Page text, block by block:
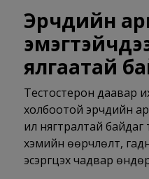
Эрчүүдийн
ялгаатай
Тестостерон даавар
холбоотой эрчүүдийн
илүү нягтралтай
хэмийн өөрчлөлт,
эсэргүүцэх чадвар